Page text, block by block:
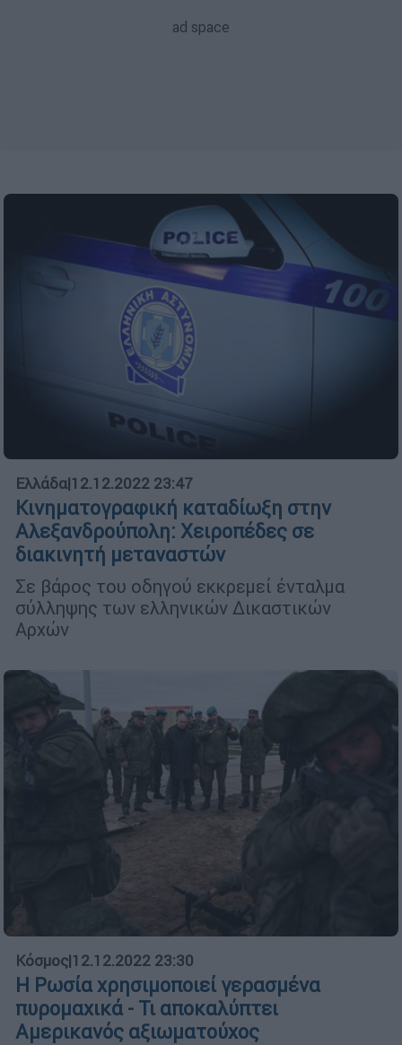
Ελλάδα|12.12.2022 23:47
Κινηματογραφική καταδίωξη στην
Αλεξανδρούπολη: Χειροπέδες σε
διακινητή μεταναστών
Σε βάρος του οδηγού εκκρεμεί ένταλμα
σύλληψης των ελληνικών Δικαστικών
Αρχών
Κόσμος|12.12.2022 23:30
Η Ρωσία χρησιμοποιεί γερασμένα
πυρομαχικά - Τι αποκαλύπτει
Αμερικανός αξιωματούχος